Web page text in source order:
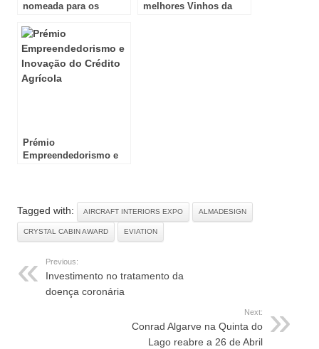
nomeada para os
melhores Vinhos da
Prémio
Empreendedorismo e
Tagged with: AIRCRAFT INTERIORS EXPO ALMADESIGN
CRYSTAL CABIN AWARD EVIATION
Previous:
Investimento no tratamento da
doença coronária
Next:
Conrad Algarve na Quinta do
Lago reabre a 26 de Abril